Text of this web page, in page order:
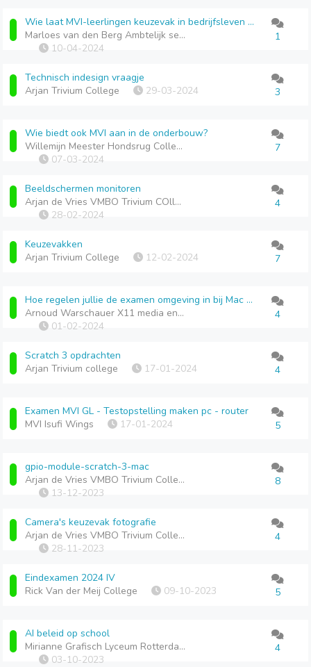
Wie laat MVI-leerlingen keuzevak in bedrijfsleven volgen?
Marloes van den Berg Ambtelijk secretaris
10-04-2024
1
Technisch indesign vraagje
Arjan Trivium College
29-03-2024 3
Wie biedt ook MVI aan in de onderbouw?
Willemijn Meester Hondsrug College Emmen
07-03-2024
7
Beeldschermen monitoren
Arjan de Vries VMBO Trivium COllege
28-02-2024
4
Keuzevakken
Arjan Trivium College
12-02-2024 7
Hoe regelen jullie de examen omgeving in bij Mac OS?
Arnoud Warschauer X11 media en vormgeving
01-02-2024
4
Scratch 3 opdrachten
Arjan Trivium college
17-01-2024 4
Examen MVI GL - Testopstelling maken pc - router
MVI Isufi Wings
17-01-2024 5
gpio-module-scratch-3-mac
Arjan de Vries VMBO Trivium College
13-12-2023
8
Camera's keuzevak fotografie
Arjan de Vries VMBO Trivium College
28-11-2023
4
Eindexamen 2024 IV
Rick Van der Meij College
09-10-2023 5
AI beleid op school
Mirianne Grafisch Lyceum Rotterdam vmbo
03-10-2023
4